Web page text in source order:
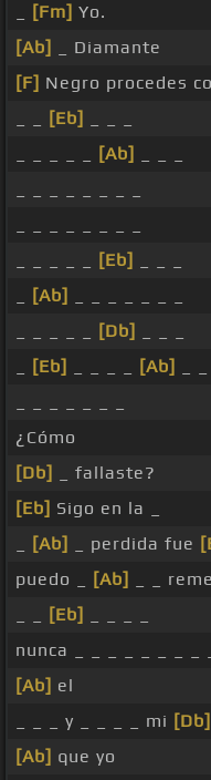
[Fm] Yo.
[Ab]
_ Diamante
[F] Negro procedes
[Eb]
[Ab]
[Eb]
[Ab]
[Db]
[Eb] [Ab]
¿Cómo
[Db]
_ fallaste?
[Eb] Sigo en la _
[Ab] _ perdida fue
puedo _
[Ab]
_ _
[Eb]
nunca _ _ _ _ _ _ _ _
[Ab] el
_ _ _ y _ _ _ _ mi [Db]
[Ab] que yo